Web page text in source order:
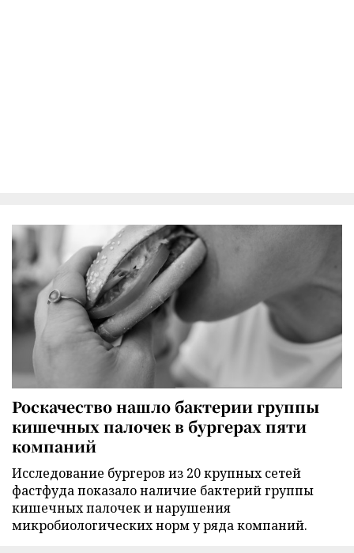
Роскачество нашло бактерии группы
кишечных палочек в бургерах пяти
компаний
Исследование бургеров из 20 крупных сетей
фастфуда показало наличие бактерий группы
кишечных палочек и нарушения
микробиологических норм у ряда компаний.